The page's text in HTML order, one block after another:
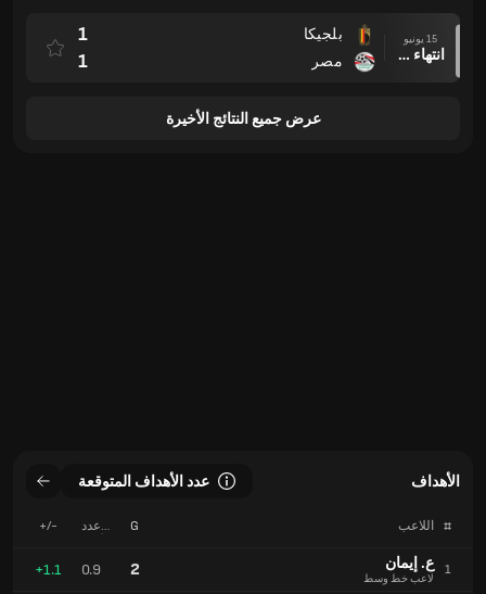
15 يونيو
انتهاء وقت المباراة
بلجيكا
مصر
1
1
عرض جميع النتائج الأخيرة
الأهداف عدد الأهداف المتوقعة
# اللاعب G
عدد
+/-
1 ع. إيمان
لاعب خط وسط 2
0.9
+1.1